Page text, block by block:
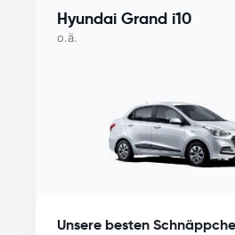
Hyundai Grand i10
o.ä.
Unsere besten